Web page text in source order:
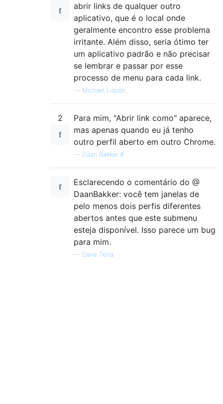
abrir links de qualquer outro
aplicativo, que é o local onde
geralmente encontro esse problema
irritante. Além disso, seria ótimo ter
um aplicativo padrão e não precisar
se lembrar e passar por esse
processo de menu para cada link.
— Michael Liquori
2
Para mim, "Abrir link como" aparece,
mas apenas quando eu já tenho
outro perfil aberto em outro Chrome.
— Daan Bakker #
Esclarecendo o comentário do @
DaanBakker: você tem janelas de
pelo menos dois perfis diferentes
abertos antes que este submenu
esteja disponível. Isso parece um bug
para mim.
— Dave Terra